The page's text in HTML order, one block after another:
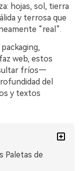
hojas, sol, tierra
y terrosa que
“real”.
web, estos
fríos—
del
y textos
Paletas de